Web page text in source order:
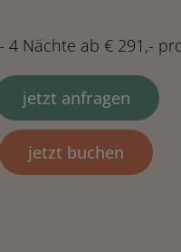
4 Nächte ab € 291,-
jetzt anfragen
jetzt buchen